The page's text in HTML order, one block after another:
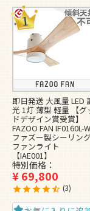
即日発送 大風量 LED
光 1灯 薄型 軽量 【グ
ドデザイン賞受賞】
FAZOO FAN IF0160L-
ファズー製シーリング
ファンライト
【IAE001】
特別価格
¥69,800
3